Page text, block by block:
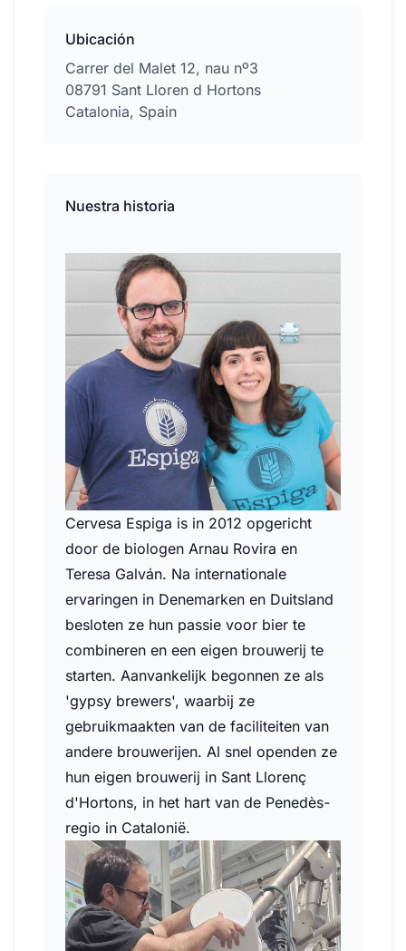
Ubicación
Carrer del Malet 12, nau nº3
08791 Sant Lloren d Hortons
Catalonia, Spain
Nuestra historia
Cervesa Espiga is in 2012 opgericht
door de biologen Arnau Rovira en
Teresa Galván. Na internationale
ervaringen in Denemarken en Duitsland
besloten ze hun passie voor bier te
combineren en een eigen brouwerij te
starten. Aanvankelijk begonnen ze als
'gypsy brewers', waarbij ze
gebruikmaakten van de faciliteiten van
andere brouwerijen. Al snel openden ze
hun eigen brouwerij in Sant Llorenç
d'Hortons, in het hart van de Penedès-
regio in Catalonië.